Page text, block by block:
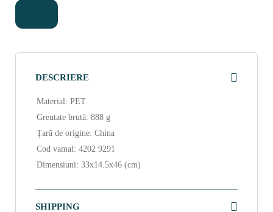
DESCRIERE
Material: PET
Greutate brută: 888 g
Țară de origine: China
Cod vamal: 4202 9291
Dimensiuni: 33x14.5x46 (cm)
SHIPPING